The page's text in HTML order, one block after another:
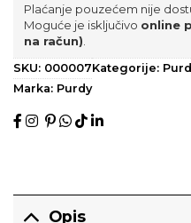
92.18 €.
Plaćanje pouzećem nije
Moguće je isključivo online
na račun)
SKU: 000007Kategorije:
Marka: Purdy
Opis